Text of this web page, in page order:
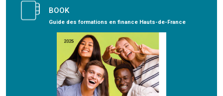
BOOK
Guide des formations en finance Hauts-de-France